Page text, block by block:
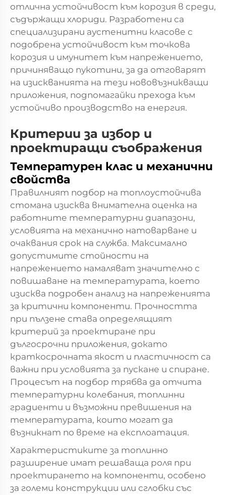
отлична устойчивост към корозия в среди,
съдържащи хлориди. Разработени са
специализирани аустенитни класове с
подобрена устойчивост към точкова
корозия и имунитет към напрежението,
причиняващо пукотини, за да отговарят
на изискванията на тези нововъзникващи
приложения, подпомагайки прехода към
устойчиво производство на енергия.
Критерии за избор и
проектиращи съображения
Температурен клас и механични
свойства
Правилният подбор на топлоустойчива
стомана изисква внимателна оценка на
работните температурни диапазони,
условията на механично натоварване и
очаквания срок на служба. Максимално
допустимите стойности на
напрежението намаляват значително с
повишаване на температурата, което
изисква подробен анализ на напреженията
за критични компоненти. Прочността
при пълзене става определящият
критерий за проектиране при
дългосрочни приложения, докато
краткосрочната якост и пластичност са
важни при условията за пускане и спиране.
Процесът на подбор трябва да отчита
температурни колебания, топлинни
градиенти и възможни превишения на
температурата, които могат да
възникнат по време на експлоатация.
Характеристиките за топлинно
разширение имат решаваща роля при
проектирането на компоненти, особено
за големи конструкции или сглобки със